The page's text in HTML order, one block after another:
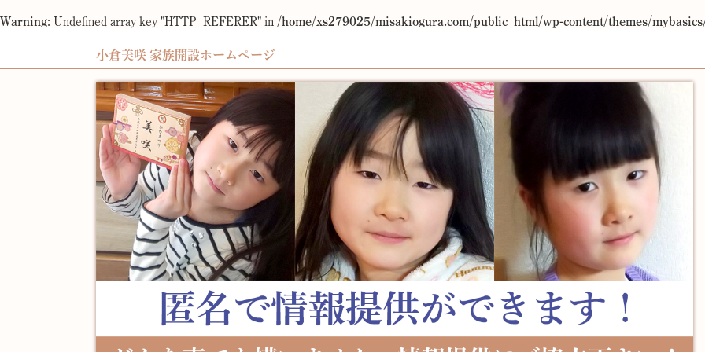
Warning: Undefined array key "HTTP_REFERER" in /home/xs279025/misakiogura.com/public_html/wp-content/themes/
小倉美咲 家族開設ホームページ